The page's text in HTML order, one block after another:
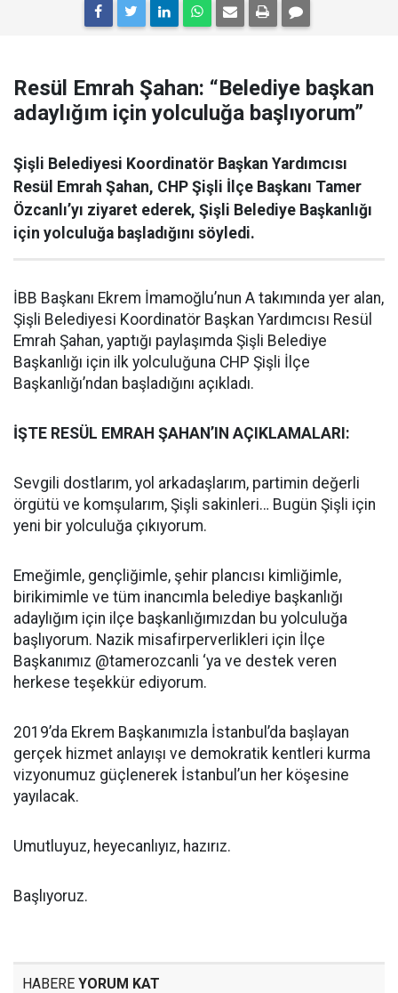
Resül Emrah Şahan: “Belediye başkan
adaylığım için yolculuğa başlıyorum”
Şişli Belediyesi Koordinatör Başkan Yardımcısı
Resül Emrah Şahan, CHP Şişli İlçe Başkanı Tamer
Özcanlı’yı ziyaret ederek, Şişli Belediye Başkanlığı
için yolculuğa başladığını söyledi.
İBB Başkanı Ekrem İmamoğlu’nun A takımında yer alan,
Şişli Belediyesi Koordinatör Başkan Yardımcısı Resül
Emrah Şahan, yaptığı paylaşımda Şişli Belediye
Başkanlığı için ilk yolculuğuna CHP Şişli İlçe
Başkanlığı’ndan başladığını açıkladı.
İŞTE RESÜL EMRAH ŞAHAN’IN AÇIKLAMALARI:
Sevgili dostlarım, yol arkadaşlarım, partimin değerli
örgütü ve komşularım, Şişli sakinleri… Bugün Şişli için
yeni bir yolculuğa çıkıyorum.
Emeğimle, gençliğimle, şehir plancısı kimliğimle,
birikimimle ve tüm inancımla belediye başkanlığı
adaylığım için ilçe başkanlığımızdan bu yolculuğa
başlıyorum. Nazik misafirperverlikleri için İlçe
Başkanımız @tamerozcanli ‘ya ve destek veren
herkese teşekkür ediyorum.
2019’da Ekrem Başkanımızla İstanbul’da başlayan
gerçek hizmet anlayışı ve demokratik kentleri kurma
vizyonumuz güçlenerek İstanbul’un her köşesine
yayılacak.
Umutluyuz, heyecanlıyız, hazırız.
Başlıyoruz.
HABERE YORUM KAT